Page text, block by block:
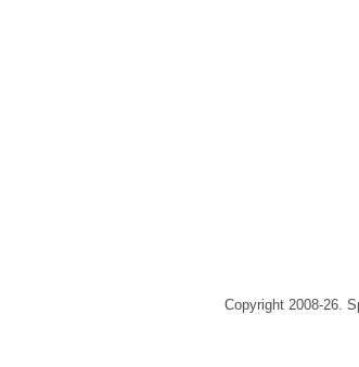
Copyright 2008-26.